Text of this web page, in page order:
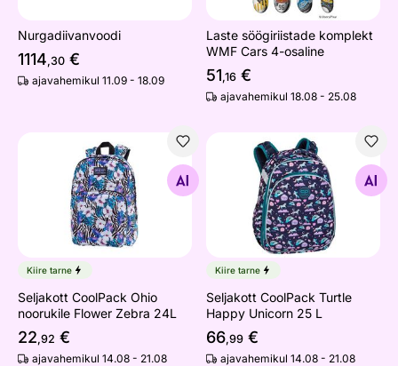
Nurgadiivanvoodi
1114,30 €
ajavahemikul 11.09 - 18.09
Laste söögiriistade komplekt
WMF Cars 4-osaline
51,16 €
ajavahemikul 18.08 - 25.08
Seljakott CoolPack Ohio noorukile Flower Zebra 24L
Otsi sarnaseid
Kiire tarne
Seljakott CoolPack Ohio
noorukile Flower Zebra 24L
22,92 €
ajavahemikul 14.08 - 21.08
Seljakott CoolPack Turtle
Otsi sarnaseid
Kiire tarne
Seljakott CoolPack Turtle
Happy Unicorn 25 L
66,99 €
ajavahemikul 14.08 - 21.08